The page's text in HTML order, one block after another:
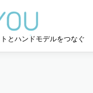
とハンドモデルをつなぐ